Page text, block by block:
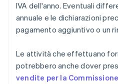
IVA dell'anno. Eventuali
annuale e le dichiarazioni
pagamento aggiuntivo o un
Le attività che effettuano
potrebbero anche dover
vendite per la